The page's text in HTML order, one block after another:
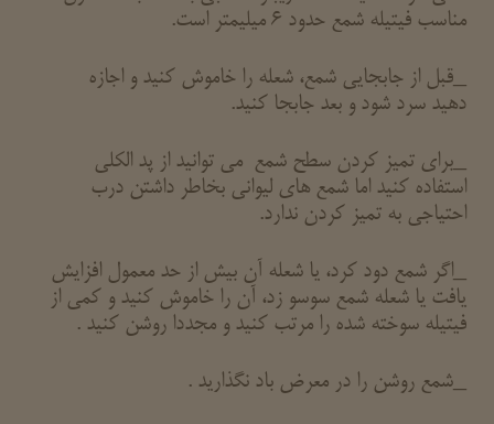
مناسب فیتیله شمع حدود 6 میلیمتر است.
_قبل از جابجایی شمع، شعله را خاموش کنید و اجازه
دهید سرد شود و بعد جابجا کنید.
_برای تمیز کردن سطح شمع می توانید از پد الکلی
استفاده کنید اما شمع های لیوانی بخاطر داشتن درب
احتیاجی به تمیز کردن ندارد.
_اگر شمع دود کرد، یا شعله آن بیش از حد معمول افزایش
یافت یا شعله شمع سوسو زد، آن را خاموش کنید و کمی از
فیتیله سوخته شده را مرتب کنید و مجددا روشن کنید .
_شمع روشن را در معرض باد نگذارید .